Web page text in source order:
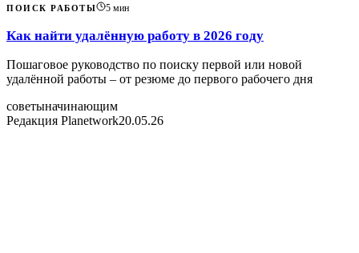
ПОИСК РАБОТЫ 5 мин
Как найти удалённую работу в 2026 году
Пошаговое руководство по поиску первой или новой
удалённой работы – от резюме до первого рабочего дня
советыначинающим
Редакция Planetwork20.05.26